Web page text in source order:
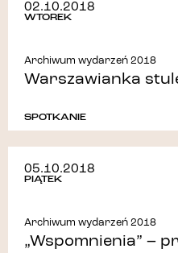
02.10.2018
WTOREK
Archiwum wydarzeń 2018
Warszawianka
SPOTKANIE
05.10.2018
PIĄTEK
Archiwum wydarzeń 2018
„Wspomnienia” –